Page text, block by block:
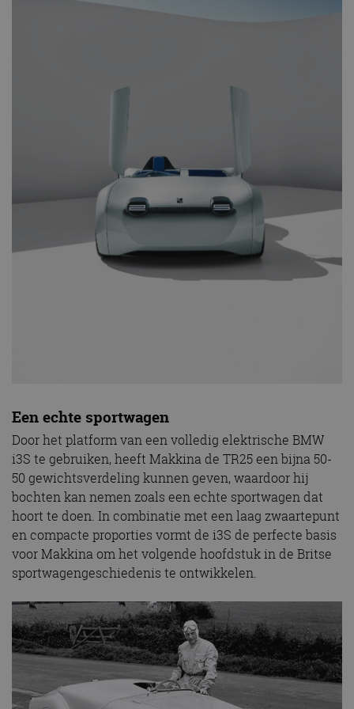
Een echte sportwagen
Door het platform van een volledig elektrische BMW
i3S te gebruiken, heeft Makkina de TR25 een bijna 50-
50 gewichtsverdeling kunnen geven, waardoor hij
bochten kan nemen zoals een echte sportwagen dat
hoort te doen. In combinatie met een laag zwaartepunt
en compacte proporties vormt de i3S de perfecte basis
voor Makkina om het volgende hoofdstuk in de Britse
sportwagengeschiedenis te ontwikkelen.